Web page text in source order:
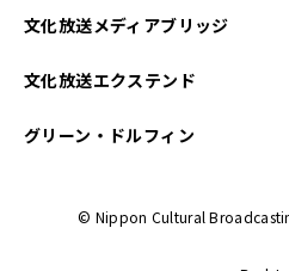
2024年11月
2024年10月
2024年09月
文化放送メディアブリッジ
文化放送エクステンド
グリーン・ドルフィン
© Nippon Cultural